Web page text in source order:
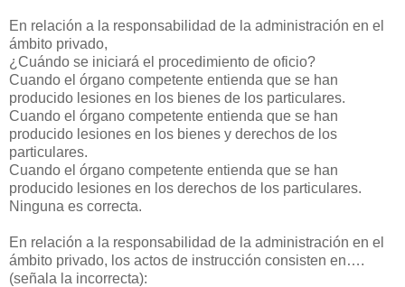
En relación a la responsabilidad de la administración en el
ámbito privado,
¿Cuándo se iniciará el procedimiento de oficio?
Cuando el órgano competente entienda que se han
producido lesiones en los bienes de los particulares.
Cuando el órgano competente entienda que se han
producido lesiones en los bienes y derechos de los
particulares.
Cuando el órgano competente entienda que se han
producido lesiones en los derechos de los particulares.
Ninguna es correcta.
En relación a la responsabilidad de la administración en el
ámbito privado, los actos de instrucción consisten en….
(señala la incorrecta):